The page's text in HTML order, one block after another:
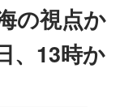
の視点か
、13時か